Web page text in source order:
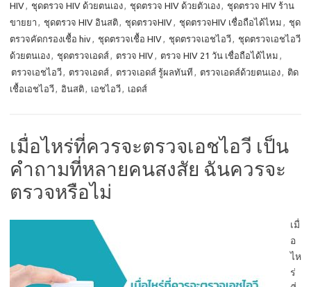
HIV, ชุดตรวจ HIV ด้วยตนเอง, ชุดตรวจ HIV ด้วยตัวเอง, ชุดตรวจ HIV ร้าน
ขายยา , ชุดตรวจ HIV อินสติ, ชุดตรวจHIV, ชุดตรวจHIV เชื่อถือได้ไหม , ชุด
ตรวจคัดกรองเชื้อ hiv, ชุดตรวจเชื้อ HIV, ชุดตรวจเอชไอวี, ชุดตรวจเอชไอวี
ด้วยตนเอง, ชุดตรวจเอดส์, ตรวจ HIV, ตรวจ HIV 21 วัน เชื่อถือได้ไหม ,
ตรวจเอชไอวี, ตรวจเอดส์, ตรวจเอดส์ รู้ผลทันที , ตรวจเอดส์ด้วยตนเอง, ติด
เชื้อเอชไอวี, อินสติ, เอชไอวี, เอดส์
เมื่อไหร่ที่ควรจะตรวจเอชไอวี เป็น
คำถามที่หลายคนสงสัย ฉันควรจะ
ตรวจหรือไม่
เมื่
อ
ไห
ร่